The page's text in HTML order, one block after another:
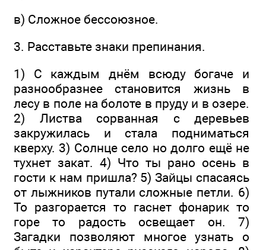
в) Сложное бессоюзное.
3. Расставьте знаки препинания.
1) С каждым днём всюду богаче и
разнообразнее стано­вится жизнь в
лесу в поле на болоте в пруду и в озере.
2) Листва сорванная с деревьев
закружилась и стала подниматься
кверху. 3) Солнце село но долго ещё не
тухнет закат. 4) Что ты рано осень в
гости к нам пришла? 5) Зай­цы спасаясь
от лыжников путали сложные петли. 6)
То разгорается то гаснет фонарик то
горе то радость освещает он. 7)
Загадки позволяют многое узнать о